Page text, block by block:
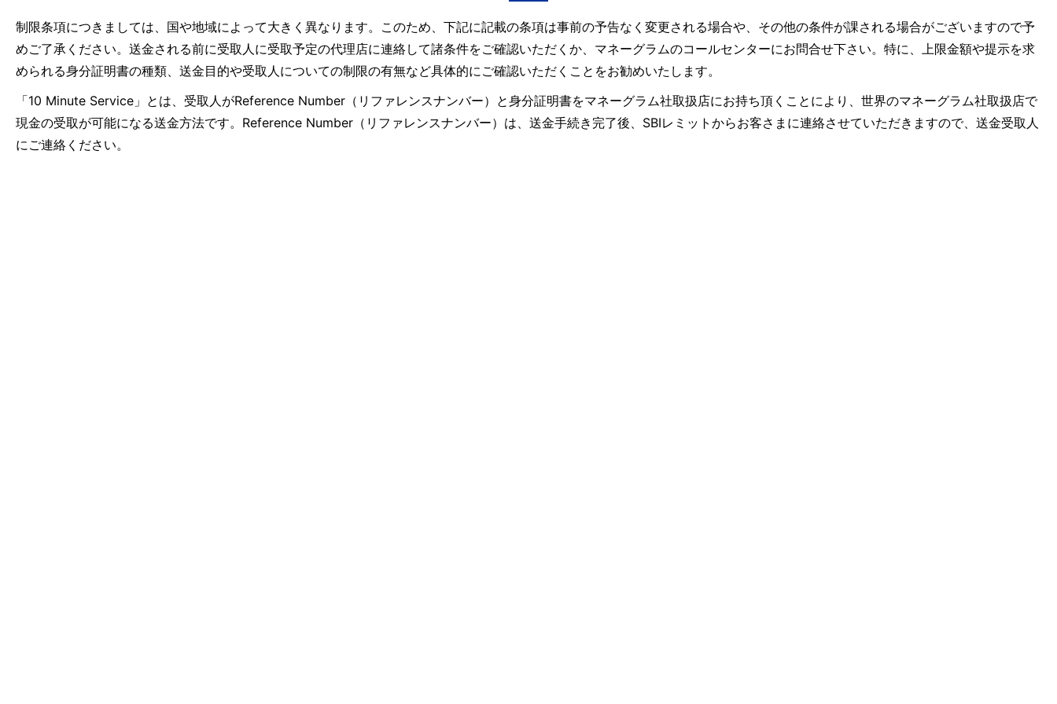
制限条項につきましては、国や地域によって大きく異なります。このため、下記に記載の条項は事前の予告なく変更される場合や、その他の条件が課される場合がございますので予
めご了承ください。送金される前に受取人に受取予定の代理店に連絡して諸条件をご確認いただくか、マネーグラムのコールセンターにお問合せ下さい。特に、上限金額や提示を求
められる身分証明書の種類、送金目的や受取人についての制限の有無など具体的にご確認いただくことをお勧めいたします。
「10 Minute Service」とは、受取人がReference Number（リファレンスナンバー）と身分証明書をマネーグラム社取扱店にお持ち頂くことにより、世界のマネーグラム社取扱店で
現金の受取が可能になる送金方法です。Reference Number（リファレンスナンバー）は、送金手続き完了後、SBIレミットからお客さまに連絡させていただきますので、送金受取人
にご連絡ください。